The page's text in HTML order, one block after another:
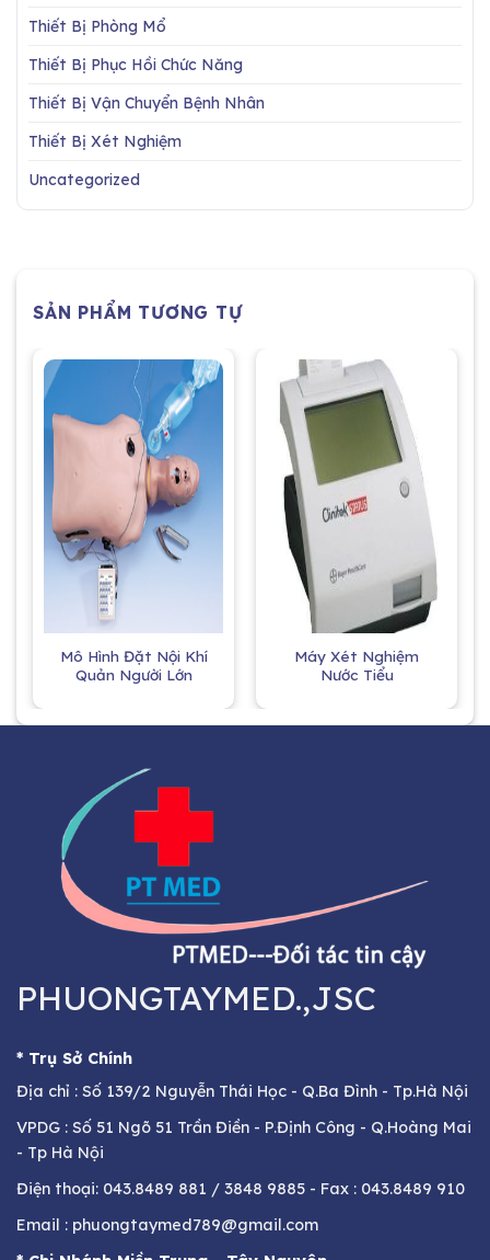
Thiết Bị Phòng Mổ
Thiết Bị Phục Hồi Chức Năng
Thiết Bị Vận Chuyển Bệnh Nhân
Thiết Bị Xét Nghiệm
Uncategorized
SẢN PHẨM TƯƠNG TỰ
Mô Hình Đặt Nội Khí
Quản Người Lớn
Máy Xét Nghiệm
Nước Tiểu
PHUONGTAYMED.,JSC
* Trụ Sở Chính
Địa chỉ : Số 139/2 Nguyễn Thái Học - Q.Ba Đình - Tp.Hà Nội
VPDG : Số 51 Ngõ 51 Trần Điền - P.Định Công - Q.Hoàng Mai
- Tp Hà Nội
Điện thoại: 043.8489 881 / 3848 9885 - Fax : 043.8489 910
Email : phuongtaymed789@gmail.com